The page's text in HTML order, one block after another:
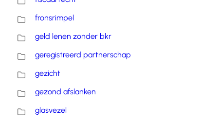
fronsrimpel
geld lenen zonder bkr
geregistreerd partnerschap
gezicht
gezond afslanken
glasvezel